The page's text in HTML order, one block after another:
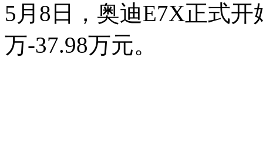
5月8日，奥迪E7X正式
万-37.98万元。